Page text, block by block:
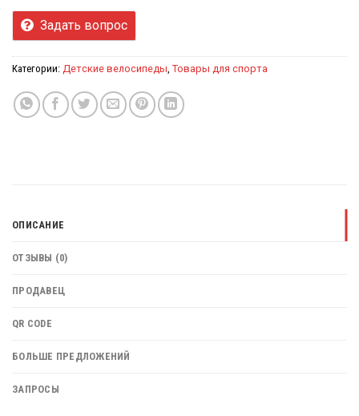
Задать вопрос
Категории: Детские велосипеды, Товары для спорта
ОПИСАНИЕ
ОТЗЫВЫ (0)
ПРОДАВЕЦ
QR CODE
БОЛЬШЕ ПРЕДЛОЖЕНИЙ
ЗАПРОСЫ